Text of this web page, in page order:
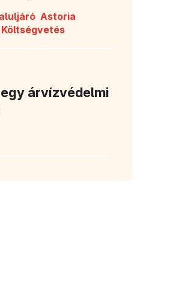
Astoria
Költségvetés
árvízvédelmi